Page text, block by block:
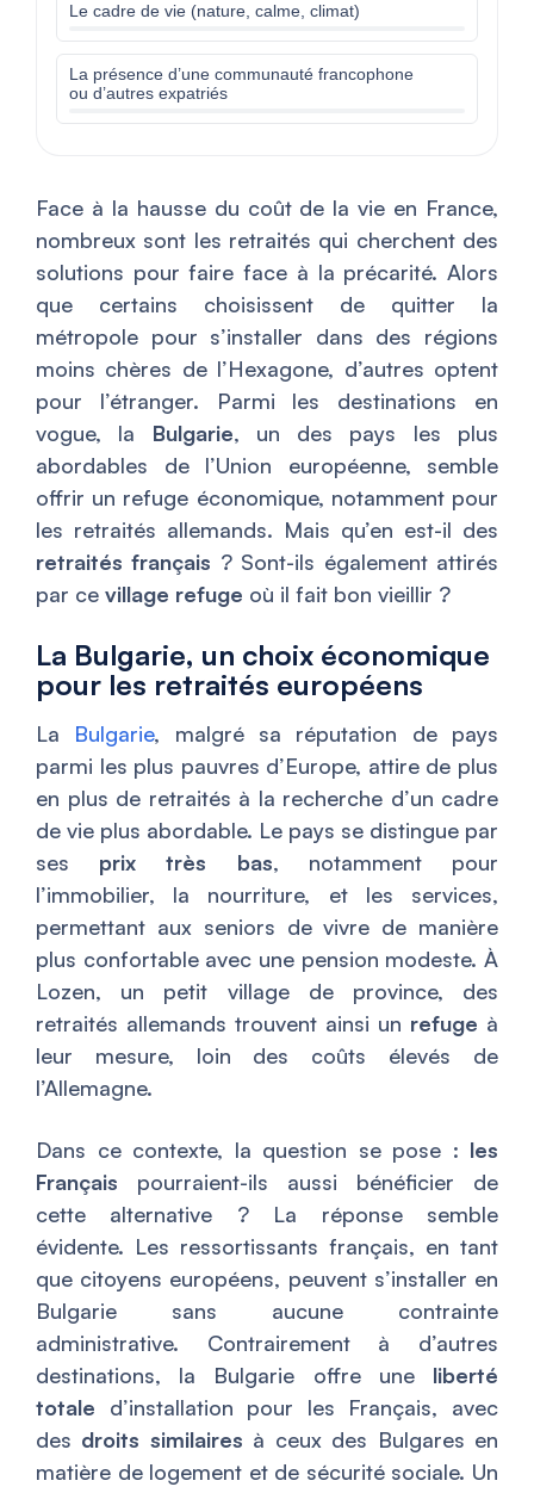
Le cadre de vie (nature, calme, climat)
La présence d’une communauté francophone
ou d’autres expatriés
Face à la hausse du coût de la vie en France,
nombreux sont les retraités qui cherchent des
solutions pour faire face à la précarité. Alors
que certains choisissent de quitter la
métropole pour s’installer dans des régions
moins chères de l’Hexagone, d’autres optent
pour l’étranger. Parmi les destinations en
vogue, la Bulgarie, un des pays les plus
abordables de l’Union européenne, semble
offrir un refuge économique, notamment pour
les retraités allemands. Mais qu’en est-il des
retraités français ? Sont-ils également attirés
par ce village refuge où il fait bon vieillir ?
La Bulgarie, un choix économique
pour les retraités européens
La Bulgarie, malgré sa réputation de pays
parmi les plus pauvres d’Europe, attire de plus
en plus de retraités à la recherche d’un cadre
de vie plus abordable. Le pays se distingue par
ses prix très bas, notamment pour
l’immobilier, la nourriture, et les services,
permettant aux seniors de vivre de manière
plus confortable avec une pension modeste. À
Lozen, un petit village de province, des
retraités allemands trouvent ainsi un refuge à
leur mesure, loin des coûts élevés de
l’Allemagne.
Dans ce contexte, la question se pose : les
Français pourraient-ils aussi bénéficier de
cette alternative ? La réponse semble
évidente. Les ressortissants français, en tant
que citoyens européens, peuvent s’installer en
Bulgarie sans aucune contrainte
administrative. Contrairement à d’autres
destinations, la Bulgarie offre une liberté
totale d’installation pour les Français, avec
des droits similaires à ceux des Bulgares en
matière de logement et de sécurité sociale. Un